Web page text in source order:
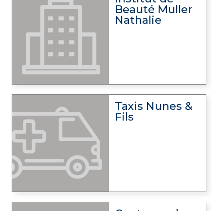
Beauté Muller
Nathalie
Taxis Nunes &
Fils